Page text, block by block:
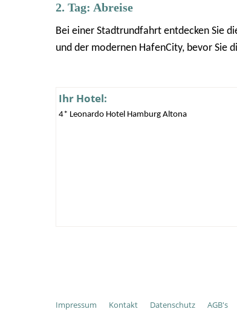
2. Tag: Abreise
Bei einer Stadtrundfahrt entdecken Sie
und der modernen HafenCity, bevor Sie
Ihr Hotel:
4* Leonardo Hotel Hamburg Altona
Impressum Kontakt Datenschutz AGB's